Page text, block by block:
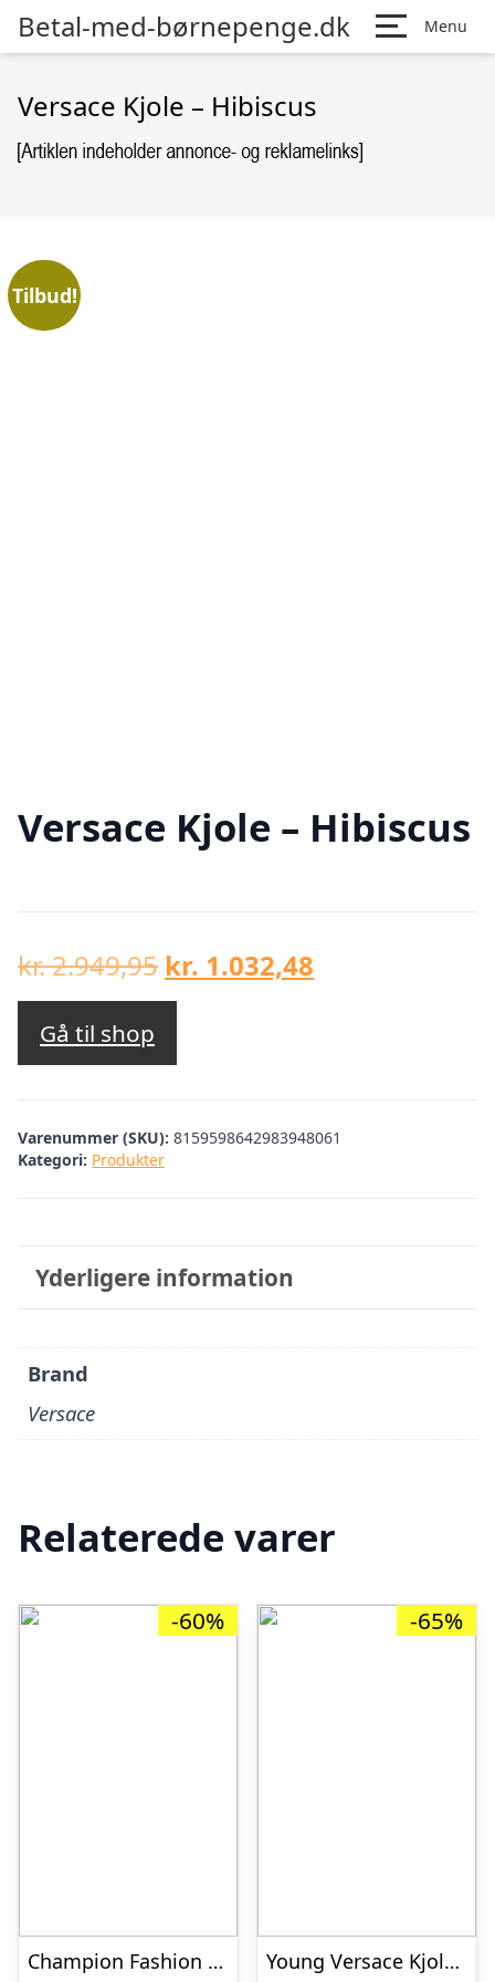
Betal-med-børnepenge.dk Menu
Versace Kjole – Hibiscus
Tilbud!
Versace Kjole – Hibiscus
kr.2.949,95 Den
oprindelige
var:
kr. 2.949,95.
kr. 1.032,48
kr. 1.032,48.
Gå til shop
Varenummer (SKU): 8159598642983948061
Kategori: Produkter
Yderligere information
Brand
Versace
Relaterede varer
-60%
Champion Fashion Dynejakke – Sort/Grå m. Mønster
-65%
Young Versace Kjole – Sort m. Plissé